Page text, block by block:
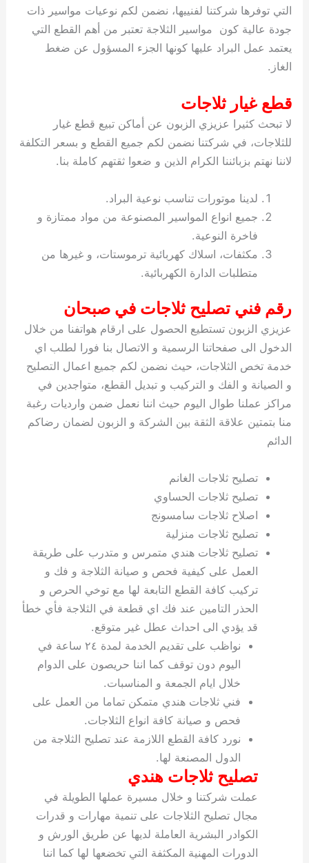
التي توفرها شركتنا لفنييها، نضمن لكم نوعيات مواسير ذات
جودة عالية كون مواسير الثلاجة تعتبر من أهم القطع التي
يعتمد عمل البراد عليها كونها الجزء المسؤول عن ضغط
الغاز.
قطع غيار ثلاجات
لا تبحث كثيرا عزيزي الزبون عن أماكن تبيع قطع غيار
للثلاجات، في شركتنا نضمن لكم جميع القطع و بسعر التكلفة
لاننا نهتم بزبائننا الكرام الذين و ضعوا ثقتهم كاملة بنا.
لدينا موتورات تناسب نوعية البراد.
جميع انواع المواسير المصنوعة من مواد ممتازة و
فاخرة النوعية.
مكثفات، اسلاك كهربائية ترموستات، و غيرها من
متطلبات الدارة الكهربائية.
رقم فني تصليح ثلاجات في صبحان
عزيزي الزبون تستطيع الحصول على ارقام هواتفنا من خلال
الدخول الى صفحاتنا الرسمية و الاتصال بنا فورا لطلب اي
خدمة تخص الثلاجات، حيث نضمن لكم جميع اعمال التصليح
و الصيانة و الفك و التركيب و تبديل القطع، متواجدين في
مراكز عملنا طوال اليوم حيث اننا نعمل ضمن وارديات رغبة
منا بتمتين علاقة الثقة بين الشركة و الزبون لضمان رضاكم
الدائم
تصليح ثلاجات الغانم
تصليح ثلاجات الحساوي
اصلاح ثلاجات سامسونج
تصليح ثلاجات منزلية
تصليح ثلاجات هندي متمرس و متدرب على طريقة
العمل على كيفية فحص و صيانة الثلاجة و فك و
تركيب كافة القطع التابعة لها مع توخي الحرص و
الحذر التامين عند فك اي قطعة في الثلاجة فأي خطأ
قد يؤدي الى احداث عطل غير متوقع.
نواظب على تقديم الخدمة لمدة ٢٤ ساعة في
اليوم دون توقف كما اننا حريصون على الدوام
خلال ايام الجمعة و المناسبات.
فني ثلاجات هندي متمكن تماما من العمل على
فحص و صيانة كافة انواع الثلاجات.
نورد كافة القطع اللازمة عند تصليح الثلاجة من
الدول المصنعة لها.
تصليح ثلاجات هندي
عملت شركتنا و خلال مسيرة عملها الطويلة في
مجال تصليح الثلاجات على تنمية مهارات و قدرات
الكوادر البشرية العاملة لديها عن طريق الورش و
الدورات المهنية المكثفة التي تخضعها لها كما اننا